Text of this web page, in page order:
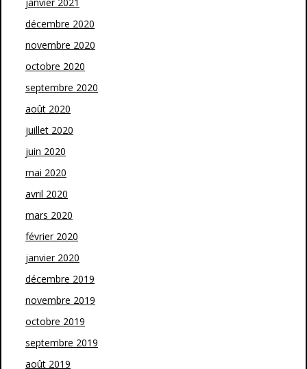
décembre 2020
novembre 2020
octobre 2020
septembre 2020
août 2020
juillet 2020
juin 2020
mai 2020
avril 2020
mars 2020
février 2020
janvier 2020
décembre 2019
novembre 2019
octobre 2019
septembre 2019
août 2019